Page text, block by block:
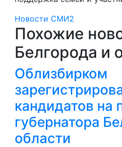
Новости СМИ2
Похожие
Белгорода и
Облизбирком
кандидатов на
губернатора
области